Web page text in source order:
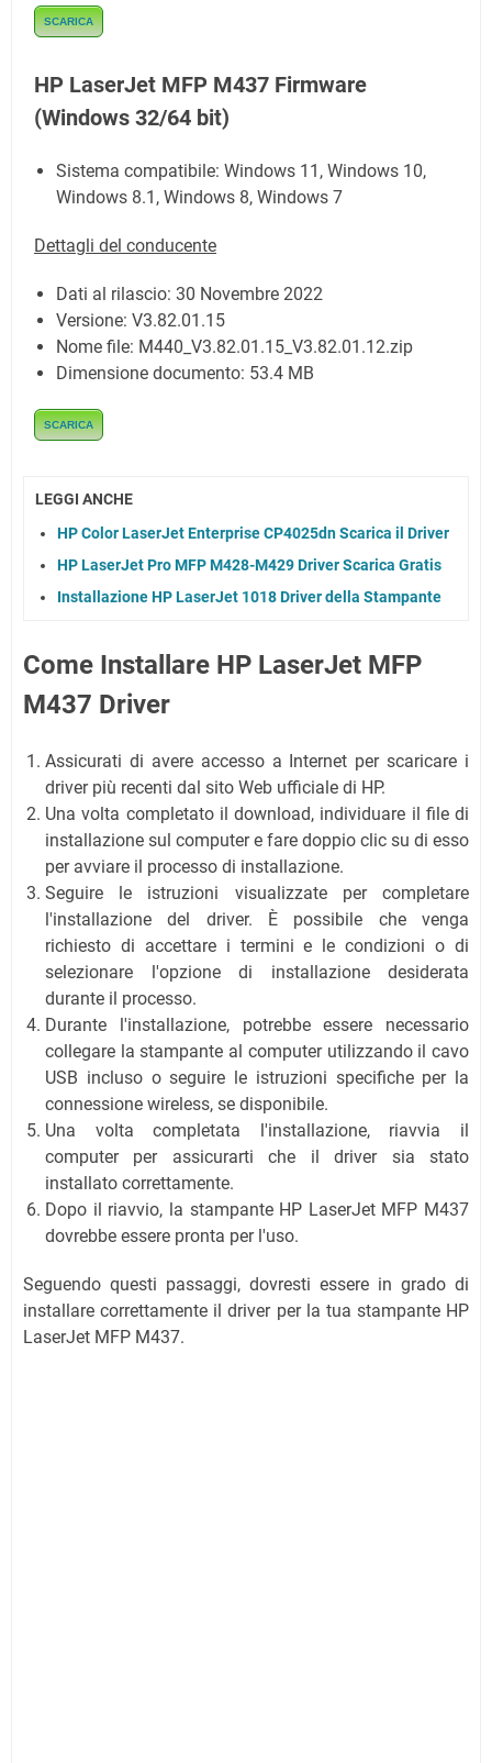
SCARICA
HP LaserJet MFP M437 Firmware
(Windows 32/64 bit)
Sistema compatibile: Windows 11, Windows 10,
Windows 8.1, Windows 8, Windows 7
Dettagli del conducente
Dati al rilascio: 30 Novembre 2022
Versione: V3.82.01.15
Nome file: M440_V3.82.01.15_V3.82.01.12.zip
Dimensione documento: 53.4 MB
SCARICA
LEGGI ANCHE
HP Color LaserJet Enterprise CP4025dn Scarica il Driver
HP LaserJet Pro MFP M428-M429 Driver Scarica Gratis
Installazione HP LaserJet 1018 Driver della Stampante
Come Installare HP LaserJet MFP
M437 Driver
Assicurati di avere accesso a Internet per scaricare i
driver più recenti dal sito Web ufficiale di HP.
Una volta completato il download, individuare il file di
installazione sul computer e fare doppio clic su di esso
per avviare il processo di installazione.
Seguire le istruzioni visualizzate per completare
l'installazione del driver. È possibile che venga
richiesto di accettare i termini e le condizioni o di
selezionare l'opzione di installazione desiderata
durante il processo.
Durante l'installazione, potrebbe essere necessario
collegare la stampante al computer utilizzando il cavo
USB incluso o seguire le istruzioni specifiche per la
connessione wireless, se disponibile.
Una volta completata l'installazione, riavvia il
computer per assicurarti che il driver sia stato
installato correttamente.
Dopo il riavvio, la stampante HP LaserJet MFP M437
dovrebbe essere pronta per l'uso.
Seguendo questi passaggi, dovresti essere in grado di
installare correttamente il driver per la tua stampante HP
LaserJet MFP M437.